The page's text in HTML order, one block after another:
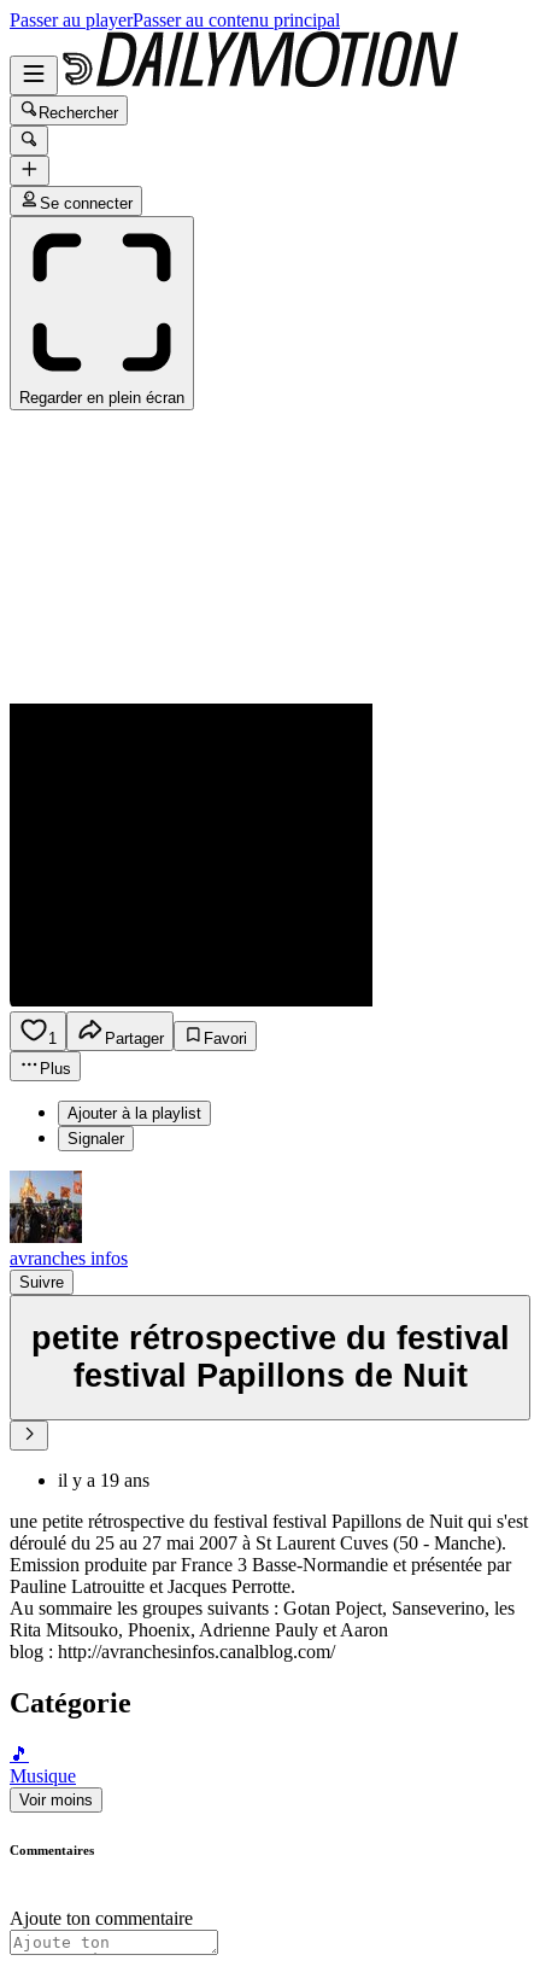
Passer au playerPasser au contenu principal
Rechercher
Se connecter
Regarder en plein écran
1 Partager
Favori
Plus
Ajouter à la playlist
Signaler
avranches infos
Suivre
petite rétrospective du festival
festival Papillons de Nuit
il y a 19 ans
une petite rétrospective du festival festival Papillons de Nuit qui s'est
déroulé du 25 au 27 mai 2007 à St Laurent Cuves (50 - Manche).
Emission produite par France 3 Basse-Normandie et présentée par
Pauline Latrouitte et Jacques Perrotte.
Au sommaire les groupes suivants : Gotan Poject, Sanseverino, les
Rita Mitsouko, Phoenix, Adrienne Pauly et Aaron
blog : http://avranchesinfos.canalblog.com/
Catégorie
🎵
Musique
Voir moins
Commentaires
Ajoute ton commentaire